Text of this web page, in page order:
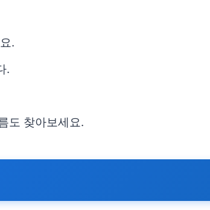
.
.
도 찾아보세요.